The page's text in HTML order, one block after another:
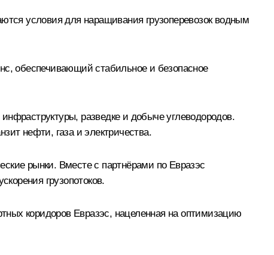
условия для наращивания грузоперевозок водным
обеспечивающий стабильное и безопасное
разведке и добыче углеводородов.
нефти, газа и электричества.
рынки. Вместе с партнёрами по Евразэс
грузопотоков.
коридоров Евразэс, нацеленная на оптимизацию